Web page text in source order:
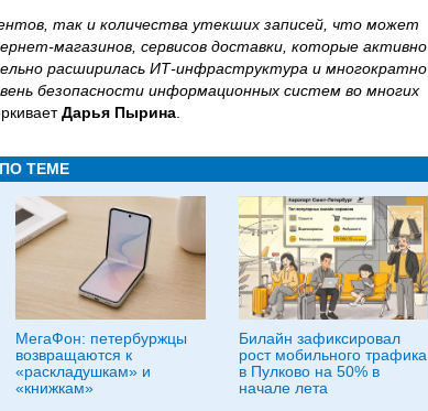
так и количества утекших записей, что может
магазинов, сервисов доставки, которые активно
расширилась ИТ-инфраструктура и многократно
безопасности информационных систем во многих
Дарья Пырина
ТЕМЕ
МегаФон: петербуржцы
возвращаются к
«раскладушкам» и
«книжкам»
Билайн зафиксировал
рост мобильного трафика
в Пулково на 50% в
начале лета